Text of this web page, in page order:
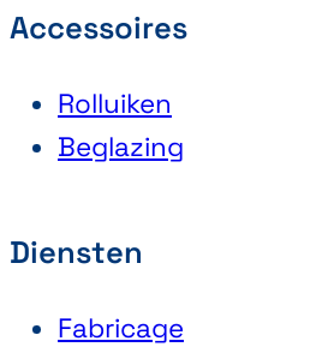
Accessoires
Rolluiken
Beglazing
Diensten
Fabricage